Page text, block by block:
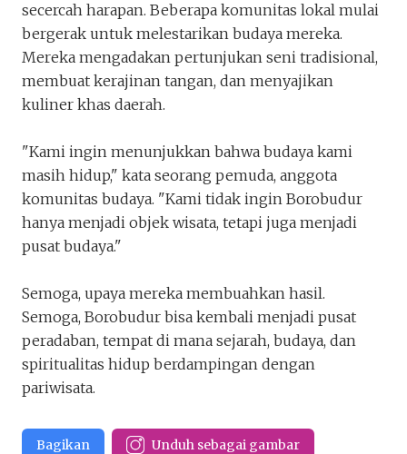
secercah harapan. Beberapa komunitas lokal mulai
bergerak untuk melestarikan budaya mereka.
Mereka mengadakan pertunjukan seni tradisional,
membuat kerajinan tangan, dan menyajikan
kuliner khas daerah.
"Kami ingin menunjukkan bahwa budaya kami
masih hidup," kata seorang pemuda, anggota
komunitas budaya. "Kami tidak ingin Borobudur
hanya menjadi objek wisata, tetapi juga menjadi
pusat budaya."
Semoga, upaya mereka membuahkan hasil.
Semoga, Borobudur bisa kembali menjadi pusat
peradaban, tempat di mana sejarah, budaya, dan
spiritualitas hidup berdampingan dengan
pariwisata.
Bagikan Unduh sebagai gambar